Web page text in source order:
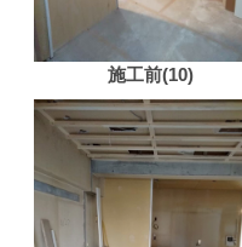
施工前(10)